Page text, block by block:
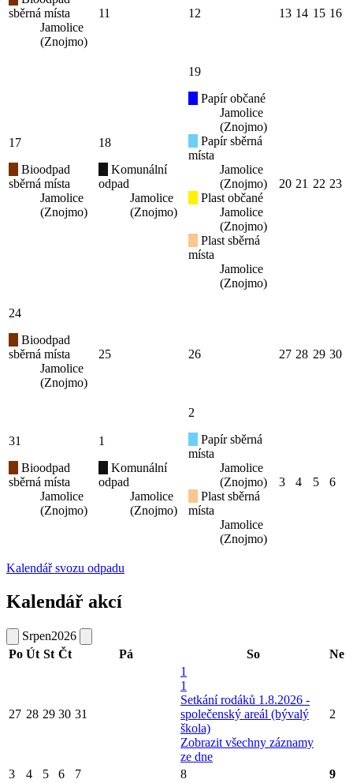
sběrná místa
Jamolice
(Znojmo)
11 12 13 14 15 16
17
Bioodpad
sběrná místa
Jamolice
(Znojmo)
18
Komunální
odpad
Jamolice
(Znojmo)
19
Papír občané
Jamolice
(Znojmo)
Papír sběrná
místa
Jamolice
(Znojmo)
Plast občané
Jamolice
(Znojmo)
Plast sběrná
místa
Jamolice
(Znojmo)
20 21 22 23
24
Bioodpad
sběrná místa
Jamolice
(Znojmo)
25 26 27 28 29 30
31
Bioodpad
sběrná místa
Jamolice
(Znojmo)
1
Komunální
odpad
Jamolice
(Znojmo)
2
Papír sběrná
místa
Jamolice
(Znojmo)
Plast sběrná
místa
Jamolice
(Znojmo)
3 4 5 6
Kalendář svozu odpadu
Kalendář akcí
Srpen2026
Po Út St Čt Pá So Ne
27 28 29 30 31
1
1
Setkání rodáků 1.8.2026 -
společenský areál (bývalý
škola)
Zobrazit všechny záznamy
ze dne
2
3 4 5 6 7 8 9